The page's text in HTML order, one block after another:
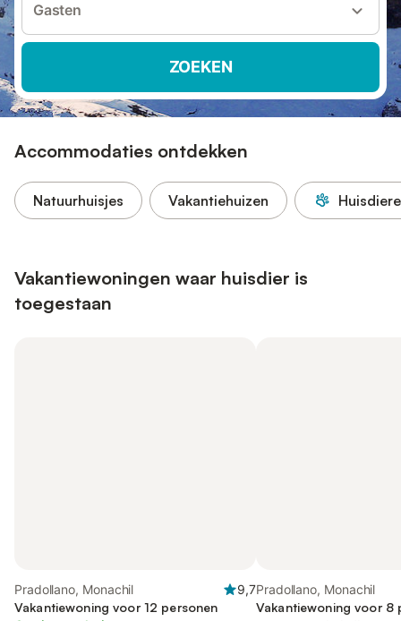
Gasten
ZOEKEN
Accommodaties ontdekken
Natuurhuisjes Vakantiehuizen
Vakantiewoningen waar huisdier is
toegestaan
Pradollano, Monachil
9,7
Vakantiewoning voor 12 personen
Pradollano, Monachil
Vakantiewoning voor 8